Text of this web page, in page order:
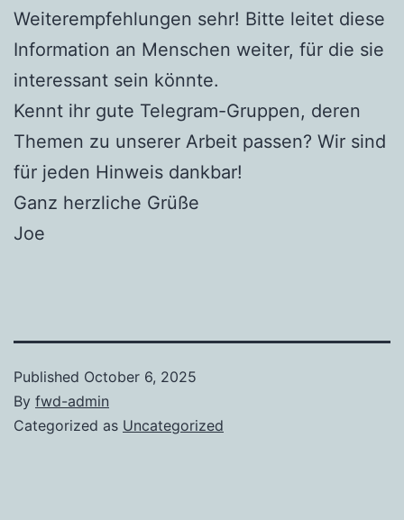
Weiterempfehlungen sehr! Bitte leitet diese
Information an Menschen weiter, für die sie
interessant sein könnte.
Kennt ihr gute Telegram-Gruppen, deren
Themen zu unserer Arbeit passen? Wir sind
für jeden Hinweis dankbar!
Ganz herzliche Grüße
Joe
Published October 6, 2025
By fwd-admin
Categorized as Uncategorized